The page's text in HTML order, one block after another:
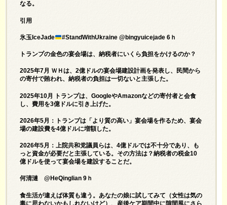
なる。
引用
氷玉IceJade #StandWithUkraine @bingyuicejade 6ｈ
トランプの金色の宴会場は、納税者にいくら負担をかけるのか？
2025年7月 ＷＨは、2億ドルの宴会場建設計画を発表し、民間から
の寄付で賄われ、納税者の​​負担は一切ないと主張した。
2025年10月 トランプは、GoogleやAmazonなどの寄付者と会食
し、費用を3億ドルに引き上げた。
2026年5月：トランプは「より質の高い」宴会場を作るため、宴会
場の建設費を4億ドルに増額した。
2026年5月：上院共和党議員らは、4億ドルでは不十分であり、も
っと資金が必要だと主張している。その方法は？納税者の税金10
億ドルを使って宴会場を建設することだ。
何清漣 @HeQinglian 9ｈ
食生活が違えば体質も違う。あなたの娘に試してみて（女性は気の
毒に思わないかもしれないけど）、産後ケア期間中に隙間風にさら